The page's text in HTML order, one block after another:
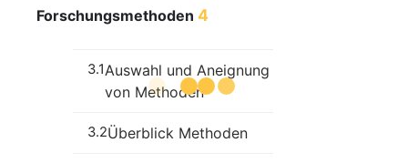
Forschungsmethoden 4
3.1Auswahl und Aneignung
von Methoden
3.2Überblick Methoden